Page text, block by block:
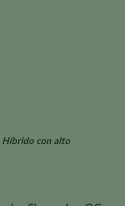
Híbrido con alto